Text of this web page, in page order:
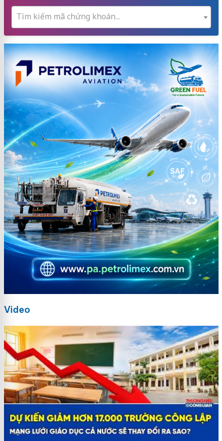
Tìm kiếm mã chứng khoán...
Video